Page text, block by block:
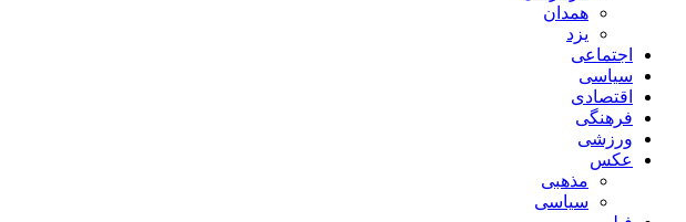
همدان
یزد
اجتماعی
سیاسی
اقتصادی
فرهنگی
ورزشی
عکس
مذهبی
سیاسی